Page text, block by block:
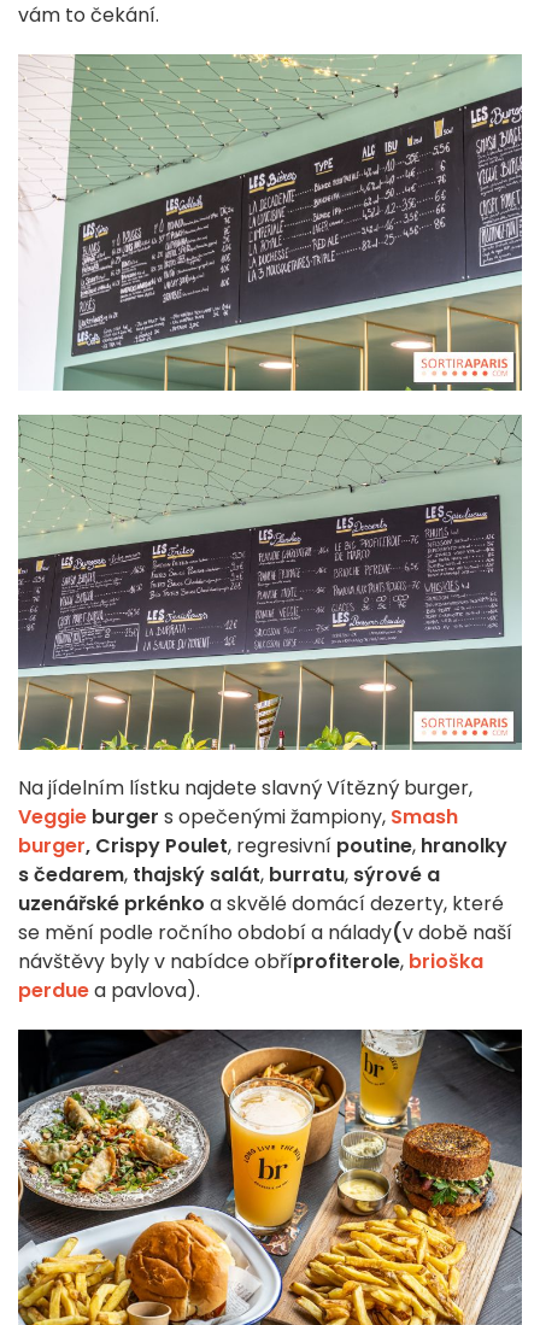
vám to čekání.
Na jídelním lístku najdete slavný Vítězný burger,
Veggie burger s opečenými žampiony, Smash
burger, Crispy Poulet, regresivní poutine, hranolky
s čedarem, thajský salát, burratu, sýrové a
uzenářské prkénko a skvělé domácí dezerty, které
se mění podle ročního období a nálady(v době naší
návštěvy byly v nabídce obříprofiterole, brioška
perduea pavlova).